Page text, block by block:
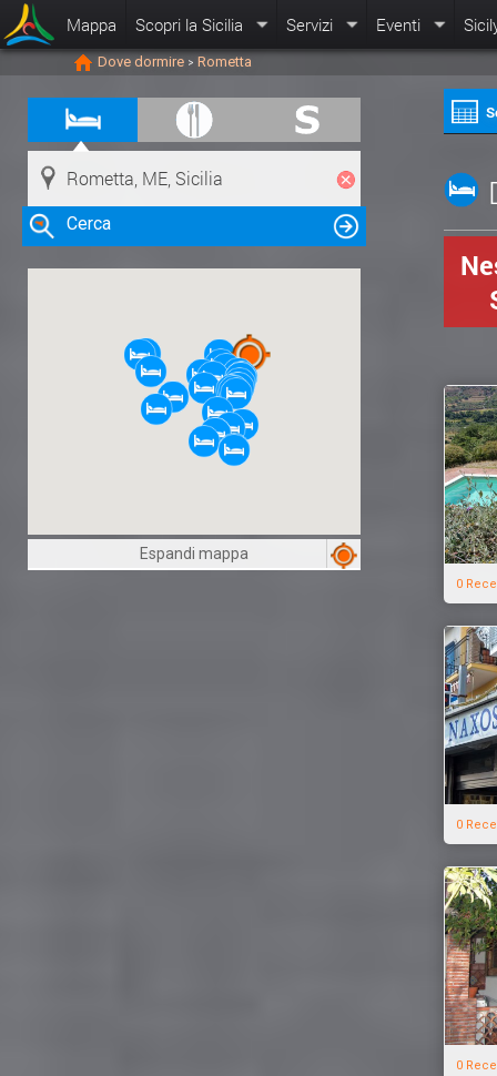
Mappa Scopri la Sicilia Servizi Eventi
Dove dormire > Rometta
Cerca
Clicca su una risorsa nella mappa
per visualizzare le informazioni
Espandi mappa
0
0
0